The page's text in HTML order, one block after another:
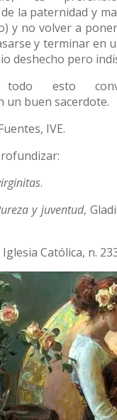
la paternidad y
y no volver a
y terminar en
deshecho pero
esto
un buen sacerdote.
IVE.
.
y juventud,
Católica, n.